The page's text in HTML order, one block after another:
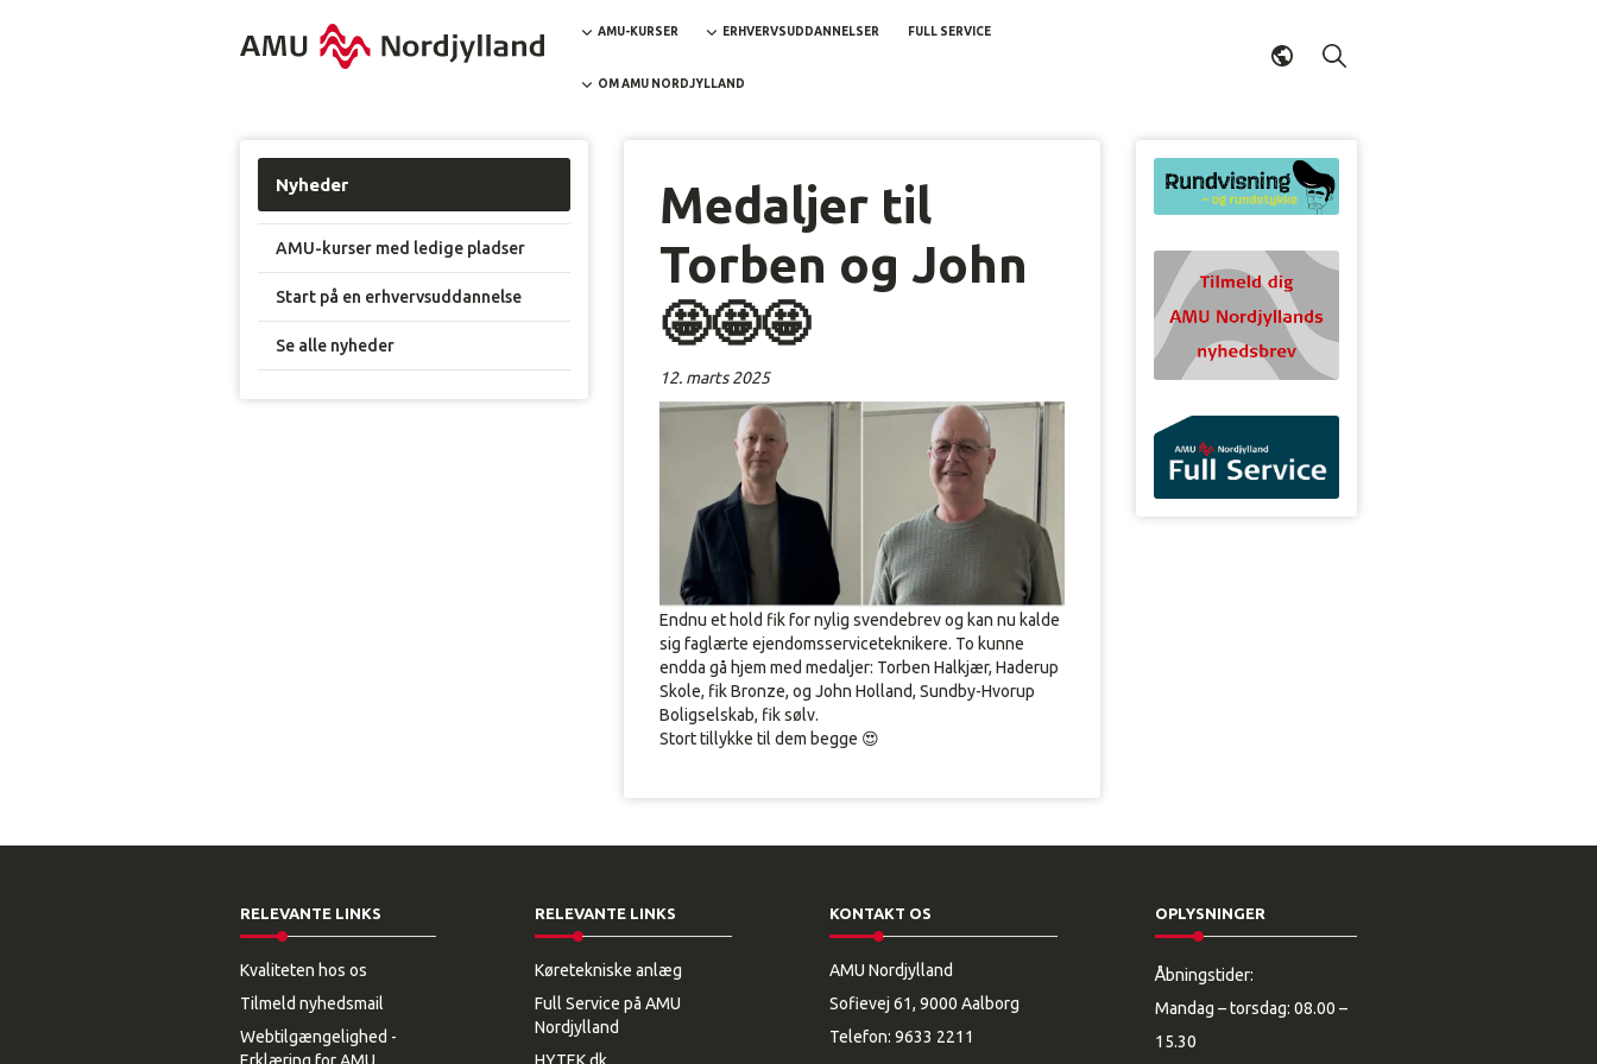
AMU-KURSER ERHVERVSUDDANNELSER FULL SERVICE
OM AMU NORDJYLLAND
Nyheder
AMU-kurser med ledige pladser
Start på en erhvervsuddannelse
Se alle nyheder
Medaljer til
Torben og John
🤩🤩🤩
12. marts 2025
Endnu et hold fik for nylig svendebrev og kan nu kalde
sig faglærte ejendomsserviceteknikere. To kunne
endda gå hjem med medaljer: Torben Halkjær, Haderup
Skole, fik Bronze, og John Holland, Sundby-Hvorup
Boligselskab, fik sølv.
Stort tillykke til dem begge 😍
RELEVANTE LINKS
Kvaliteten hos os
Tilmeld nyhedsmail
Webtilgængelighed -
RELEVANTE LINKS
Køretekniske anlæg
Full Service på AMU
Nordjylland
KONTAKT OS
AMU Nordjylland
Sofievej 61, 9000 Aalborg
Telefon: 9633 2211
OPLYSNINGER
Åbningstider:
Mandag – torsdag: 08.00 –
15.30